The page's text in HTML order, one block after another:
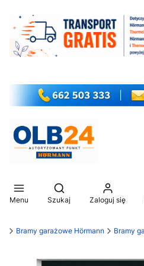
Menu
Otwórz wyszukiwarkę
Szukaj Zaloguj się
Bramy garażowe Hörmann